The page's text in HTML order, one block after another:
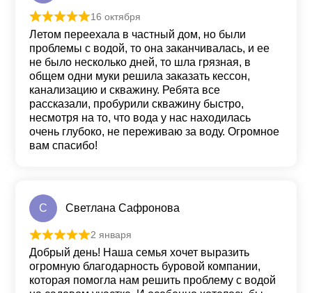
Оценка5 из 5
16 октября
Летом переехала в частный дом, но были
проблемы с водой, то она заканчивалась, и ее
не было несколько дней, то шла грязная, в
общем одни муки решила заказать кессон,
канализацию и скважину. Ребята все
рассказали, пробурили скважину быстро,
несмотря на то, что вода у нас находилась
очень глубоко, не переживаю за воду. Огромное
вам спасибо!
С Светлана Сафронова
Оценка из 5
2 января
Добрый день! Наша семья хочет выразить
огромную благодарность буровой компании,
которая помогла нам решить проблему с водой